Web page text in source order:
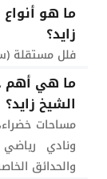
ما هو
زايد؟
فلل مستقلة
ما هي أهم
الشيخ زايد؟
مساحات
ونادي
والحدائق